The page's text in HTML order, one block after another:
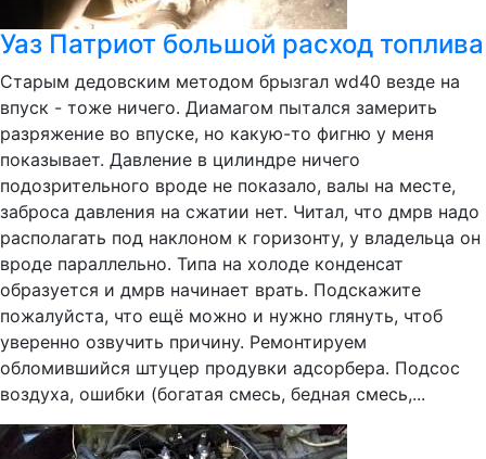
Уаз Патриот большой расход топлива
Старым дедовским методом брызгал wd40 везде на
впуск - тоже ничего. Диамагом пытался замерить
разряжение во впуске, но какую-то фигню у меня
показывает. Давление в цилиндре ничего
подозрительного вроде не показало, валы на месте,
заброса давления на сжатии нет. Читал, что дмрв надо
располагать под наклоном к горизонту, у владельца он
вроде параллельно. Типа на холоде конденсат
образуется и дмрв начинает врать. Подскажите
пожалуйста, что ещё можно и нужно глянуть, чтоб
уверенно озвучить причину. Ремонтируем
обломившийся штуцер продувки адсорбера. Подсос
воздуха, ошибки (богатая смесь, бедная смесь,...